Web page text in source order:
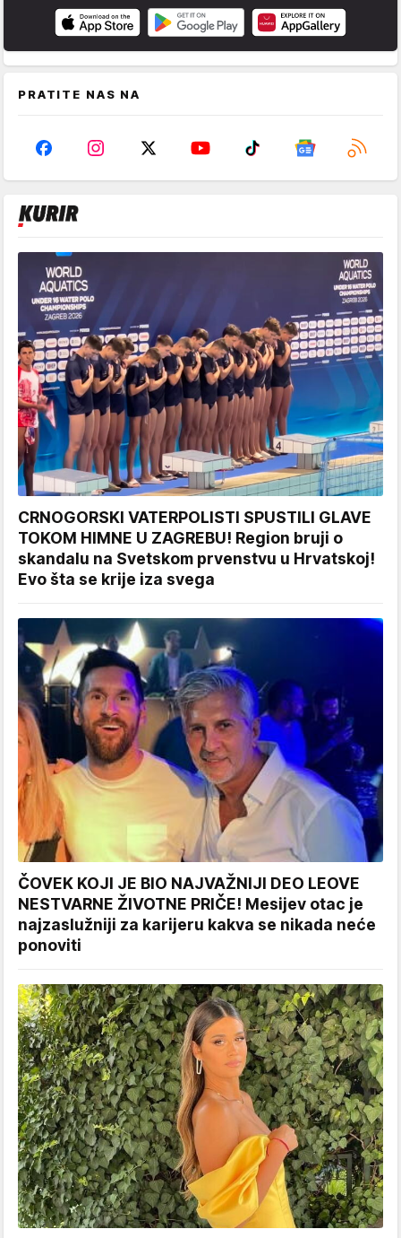
PRATITE NAS NA
CRNOGORSKI VATERPOLISTI SPUSTILI GLAVE
TOKOM HIMNE U ZAGREBU! Region bruji o
skandalu na Svetskom prvenstvu u Hrvatskoj!
Evo šta se krije iza svega
ČOVEK KOJI JE BIO NAJVAŽNIJI DEO LEOVE
NESTVARNE ŽIVOTNE PRIČE! Mesijev otac je
najzaslužniji za karijeru kakva se nikada neće
ponoviti